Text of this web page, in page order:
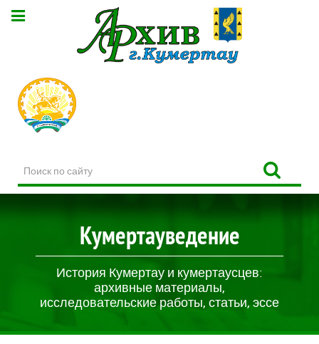
по
сайту
Кумертауведение
История Кумертау и кумертаусцев:
архивные материалы,
исследовательские работы, статьи, эссе